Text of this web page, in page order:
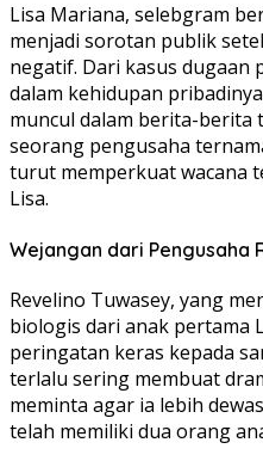
Lisa Mariana, selebgram
menjadi sorotan publik
negatif. Dari kasus
dalam kehidupan
muncul dalam berita-berita
seorang pengusaha
turut memperkuat wacana
Lisa.
Wejangan dari Pengusaha
Revelino Tuwasey, yang
biologis dari anak pertama
peringatan keras kepada
terlalu sering membuat
meminta agar ia lebih
telah memiliki dua orang